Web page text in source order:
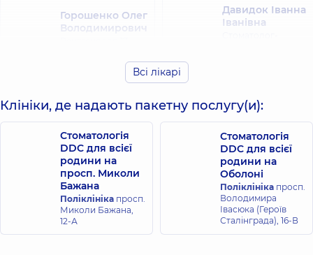
Горошенко Олег
Володимирович
Давидок Іванна
Іванівна
Єлизавета
Стоматолог
дитячий,20 років
досвіду
Олег
Стоматолог-
пародонтолог,
років досвіду
Ковбаснюк
Марина
Сергіївна
Стоматолог-
терапевт,25 років
Корж Віта
Іванівна
Стоматолог-
Всі лікарі
Клініки, де надають пакетну послугу(и):
Стоматологія
DDC для всієї
родини на
просп. Миколи
Бажана
Поліклініка просп.
Миколи Бажана,
12-А
Стоматологія
DDC для всієї
родини на
Оболоні
Поліклініка просп.
Володимира
Івасюка (Героїв
Сталінграда), 16-В